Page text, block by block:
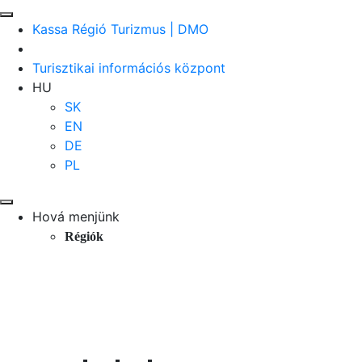
Kassa Régió Turizmus | DMO
Turisztikai információs központ
HU
SK
EN
DE
PL
Hová menjünk
Régiók